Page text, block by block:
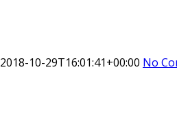
2018-10-29T16:01:41+00:00 No